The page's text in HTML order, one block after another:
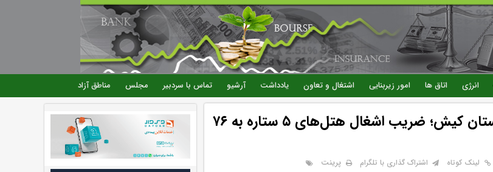
رفتن
به
محتوای
اصلی
انرژی اتاق ها امور زیربنایی اشتغال و تعاون یادداشت آرشیو تماس با سردبیر مجلس مناطق آزاد
بازگشت رونق به تابستان کیش؛ ضریب اشغال هتل‌های ۵ ستاره به ۷۶
لینک کوتاه اشتراک گذاری با تلگرام پرینت